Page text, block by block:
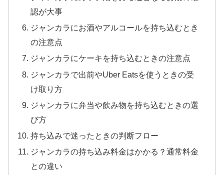
認が大事
ジャンカラにお酒やアルコールを持ち込むとき
の注意点
ジャンカラにケーキを持ち込むときの注意点
ジャンカラで出前やUber Eatsを使うときの受
け取り方
ジャンカラに弁当や飲み物を持ち込むときの選
び方
持ち込みで迷ったときの判断フロー
ジャンカラの持ち込み料金はかかる？通常料金
との違い